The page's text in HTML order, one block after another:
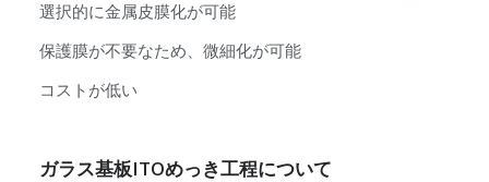
選択的に金属皮膜化が可能
保護膜が不要なため、微細化が可能
コストが低い
ガラス基板ITOめっき工程について